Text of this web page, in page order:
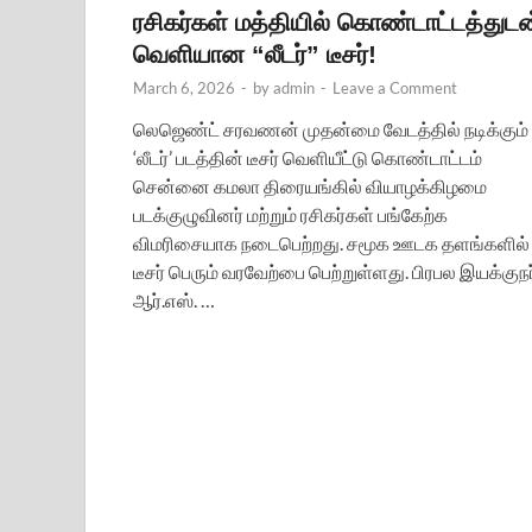
ரசிகர்கள் மத்தியில்
வெளியான “லீடர்” டீசர்!
March 6, 2026 - byadmin - Leave a Comment
லெஜெண்ட் சரவணன் முதன்மை வேடத்தில் நடிக்கும்
‘லீடர்’ படத்தின் டீசர் வெளியீட்டு கொண்டாட்டம்
சென்னை கமலா திரையங்கில் வியாழக்கிழமை
படக்குழுவினர் மற்றும் ரசிகர்கள் பங்கேற்க
விமரிசையாக நடைபெற்றது. சமூக ஊடக தளங்களில்
டீசர் பெரும் வரவேற்பை பெற்றுள்ளது. பிரபல
ஆர்.எஸ். …